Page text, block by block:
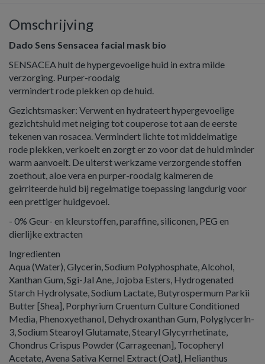
Omschrijving
Dado Sens Sensacea facial mask bio
SENSACEA hult de hypergevoelige huid in extra milde
verzorging. Purper-roodalg
vermindert rode plekken op de huid.
Gezichtsmasker: Verwent en hydrateert hypergevoelige
gezichtshuid met neiging tot couperose tot aan de eerste
tekenen van rosacea. Vermindert lichte tot middelmatige
rode plekken, verkoelt en zorgt er zo voor dat de huid minder
warm aanvoelt. De uiterst werkzame verzorgende stoffen
zoethout, aloe vera en purper-roodalg kalmeren de
geirriteerde huid bij regelmatige toepassing langdurig voor
een prettiger huidgevoel.
- 0% Geur- en kleurstoffen, paraffine, siliconen, PEG en
dierlijke extracten
Ingredienten
Aqua (Water), Glycerin, Sodium Polyphosphate, Alcohol,
Xanthan Gum, Sgi-Jal Ane, Jojoba Esters, Hydrogenated
Starch Hydrolysate, Sodium Lactate, Butyrospermum Parkii
Butter [Shea], Porphyrium Cruentum Culture Conditioned
Media, Phenoxyethanol, Dehydroxanthan Gum, Polyglycerln-
3, Sodium Stearoyl Glutamate, Stearyl Glycyrrhetinate,
Chondrus Crispus Powder (Carrageenan], Tocopheryl
Acetate, Avena Sativa Kernel Extract (Oat], Helianthus